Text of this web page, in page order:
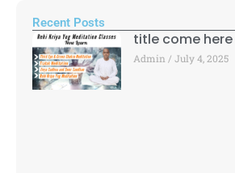
Recent Posts
title come here
Admin July 4, 2025